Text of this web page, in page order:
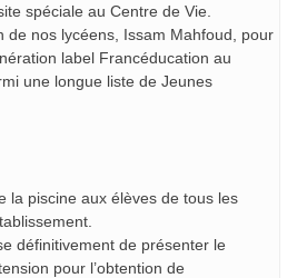
spéciale au Centre de Vie.
de nos lycéens, Issam Mahfoud, pour
label Francéducation au
une longue liste de Jeunes
la piscine aux élèves de tous les
définitivement de présenter le
pour l’obtention de